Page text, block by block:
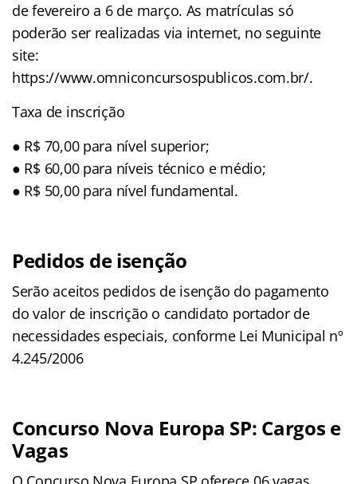
de fevereiro a 6 de março. As matrículas só
poderão ser realizadas via internet, no seguinte
site:
https://www.omniconcursospublicos.com.br/.
Taxa de inscrição
● R$ 70,00 para nível superior;
● R$ 60,00 para níveis técnico e médio;
● R$ 50,00 para nível fundamental.
Pedidos de isenção
Serão aceitos pedidos de isenção do pagamento
do valor de inscrição o candidato portador de
necessidades especiais, conforme Lei Municipal nº
4.245/2006
Concurso Nova Europa SP: Cargos e
Vagas